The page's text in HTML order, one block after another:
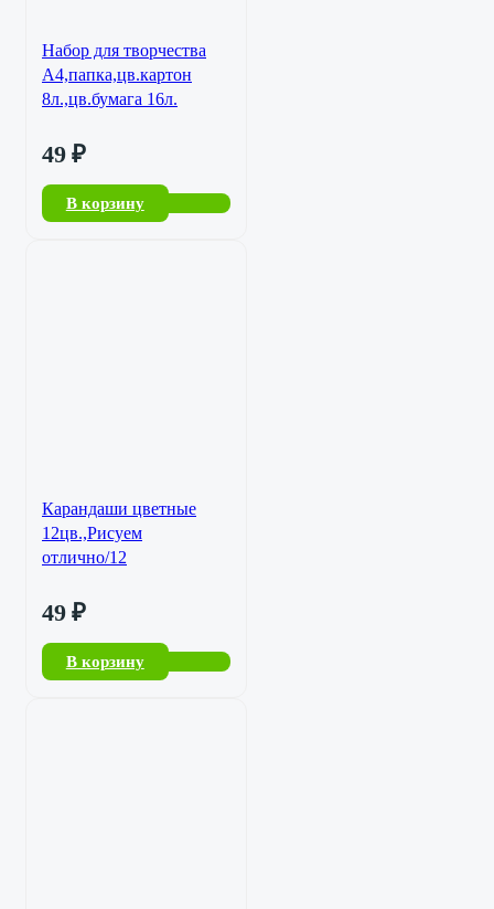
Набор для творчества
А4,папка,цв.картон
8л.,цв.бумага 16л.
49 ₽
В корзину
Карандаши цветные
12цв.,Рисуем
отлично/12
49 ₽
В корзину